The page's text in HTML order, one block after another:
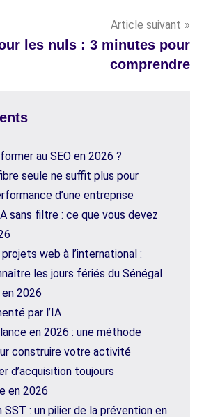
Article suivant
les nuls : 3 minutes pour
comprendre
au SEO en 2026 ?
seule ne suffit plus pour
d’une entreprise
sans filtre : ce que vous devez
web à l’international :
les jours fériés du Sénégal
2026
par l’IA
en 2026 : une méthode
construire votre activité
d’acquisition toujours
en 2026
: un pilier de la prévention en